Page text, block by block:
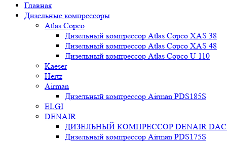
Главная
Дизельные компрессоры
Atlas Copco
Дизельный компрессор Atlas Copco XAS 38
Дизельный компрессор Atlas Copco XAS 48
Дизельный компрессор Atlas Copco U 110
Kaeser
Hertz
Airman
Дизельный компрессор Airman PDS185S
ELGI
DENAIR
ДИЗЕЛЬНЫЙ КОМПРЕССОР DENAIR
Дизельный компрессор Airman PDS175S